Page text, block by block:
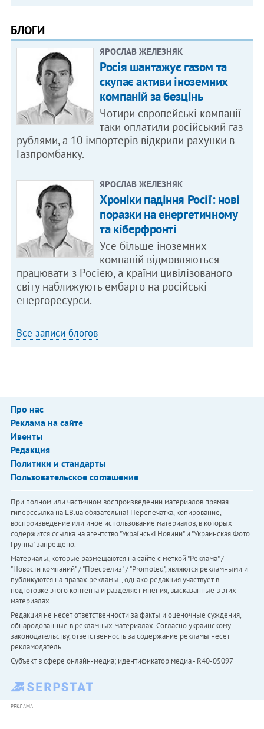
БЛОГИ
ЯРОСЛАВ ЖЕЛЕЗНЯК
Росія шантажує газом та
скупає активи іноземних
компаній за безцінь
Чотири європейські компанії
таки оплатили російський газ
рублями, а 10 імпортерів відкрили рахунки в
Газпромбанку.
ЯРОСЛАВ ЖЕЛЕЗНЯК
Хроніки падіння Росії: нові
поразки на енергетичному
та кіберфронті
Усе більше іноземних
компаній відмовляються
працювати з Росією, а країни цивілізованого
світу наближують ембарго на російські
енергоресурси.
Все записи блогов
Про нас
Реклама на сайте
Ивенты
Редакция
Политики и стандарты
Пользовательское соглашение
При полном или частичном воспроизведении материалов прямая
гиперссылка на LB.ua обязательна! Перепечатка, копирование,
воспроизведение или иное использование материалов, в которых
содержится ссылка на агентство "Українськi Новини" и "Украинская Фото
Группа" запрещено.
Материалы, которые размещаются на сайте с меткой "Реклама" /
"Новости компаний" / "Пресрелиз" / "Promoted", являются рекламными и
публикуются на правах рекламы. , однако редакция участвует в
подготовке этого контента и разделяет мнения, высказанные в этих
материалах.
Редакция не несет ответственности за факты и оценочные суждения,
обнародованные в рекламных материалах. Согласно украинскому
законодательству, ответственность за содержание рекламы несет
рекламодатель.
Субъект в сфере онлайн-медиа; идентификатор медиа - R40-05097
РЕКЛАМА